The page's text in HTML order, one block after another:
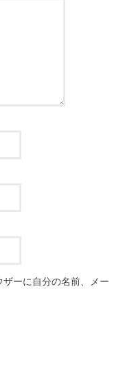
ーに自分の名前、メー